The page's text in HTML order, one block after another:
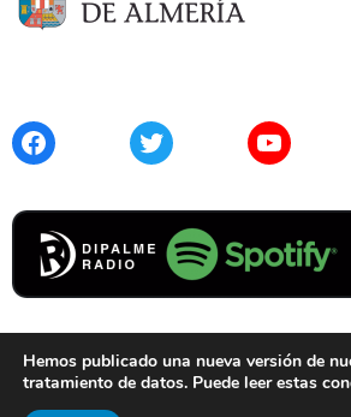
FacebookTwitter
Hemos publicado una nueva versión de
tratamiento de datos. Puede leer estas